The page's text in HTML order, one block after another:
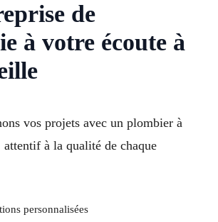
de
à votre écoute à
vos projets avec un plombier à
à la qualité de chaque
personnalisées